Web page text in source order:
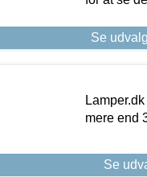
Se
mere end
Se